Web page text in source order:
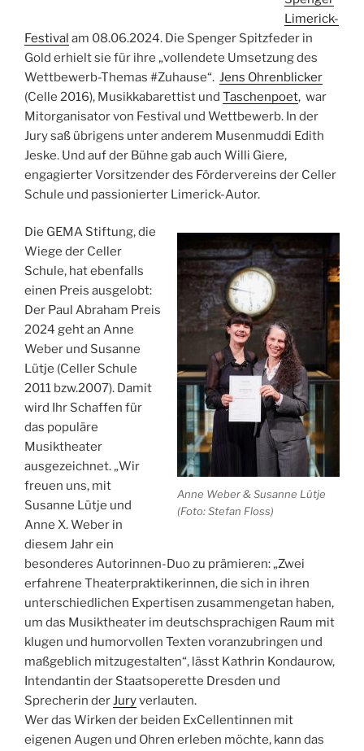
Limerick-
Festival am 08.06.2024. Die Spenger Spitzfeder in
Gold erhielt sie für ihre „vollendete Umsetzung des
Wettbewerb-Themas #Zuhause“. Jens Ohrenblicker
(Celle 2016), Musikkabarettist und Taschenpoet, war
Mitorganisator von Festival und Wettbewerb. In der
Jury saß übrigens unter anderem Musenmuddi Edith
Jeske. Und auf der Bühne gab auch Willi Giere,
engagierter Vorsitzender des Fördervereins der Celler
Schule und passionierter Limerick-Autor.
Anne Weber & Susanne Lütje
(Foto: Stefan Floss)
Die GEMA Stiftung, die
Wiege der Celler
Schule, hat ebenfalls
einen Preis ausgelobt:
Der Paul Abraham Preis
2024 geht an Anne
Weber und Susanne
Lütje (Celler Schule
2011 bzw.2007). Damit
wird Ihr Schaffen für
das populäre
Musiktheater
ausgezeichnet. „Wir
freuen uns, mit
Susanne Lütje und
Anne X. Weber in
diesem Jahr ein
besonderes Autorinnen-Duo zu prämieren: „Zwei
erfahrene Theaterpraktikerinnen, die sich in ihren
unterschiedlichen Expertisen zusammengetan haben,
um das Musiktheater im deutschsprachigen Raum mit
klugen und humorvollen Texten voranzubringen und
maßgeblich mitzugestalten“, lässt Kathrin Kondaurow,
Intendantin der Staatsoperette Dresden und
Sprecherin derJuryverlauten.
Wer das Wirken der beiden ExCellentinnen mit
eigenen Augen und Ohren erleben möchte, kann das